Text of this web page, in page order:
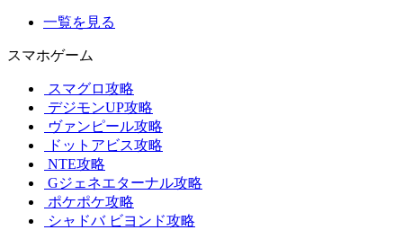
一覧を見る
スマホゲーム
スマグロ攻略
デジモンUP攻略
ヴァンピール攻略
ドットアビス攻略
NTE攻略
Gジェネエターナル攻略
ポケポケ攻略
シャドバ ビヨンド攻略